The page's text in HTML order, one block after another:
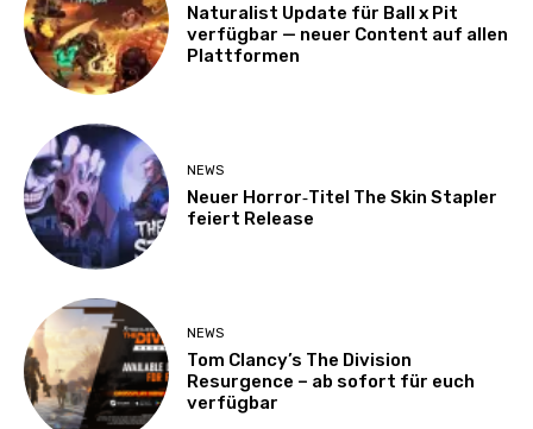
Naturalist Update für Ball x Pit
verfügbar — neuer Content auf allen
Plattformen
NEWS
Neuer Horror‑Titel The Skin Stapler
feiert Release
NEWS
Tom Clancy’s The Division
Resurgence – ab sofort für euch
verfügbar